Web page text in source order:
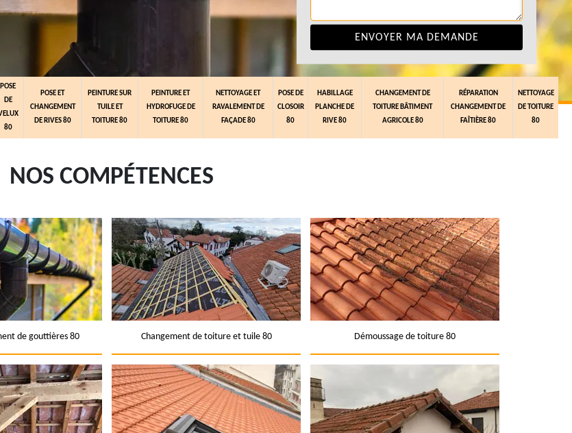
POSE
DE
80
POSE ET
CHANGEMENT
DE RIVES 80
PEINTURE SUR
TUILE ET
TOITURE 80
PEINTURE ET
HYDROFUGE DE
TOITURE 80
NETTOYAGE ET
RAVALEMENT DE
FAÇADE 80
POSE DE
CLOSOIR
80
HABILLAGE
PLANCHE DE
RIVE 80
CHANGEMENT DE
TOITURE BÂTIMENT
AGRICOLE 80
RÉPARATION
CHANGEMENT DE
FAÎTIÈRE 80
NETTOYAGE
DE TOITURE
80
NOS COMPÉTENCES
de gouttières 80 Changement de toiture et tuile 80 Démoussage de toiture 80